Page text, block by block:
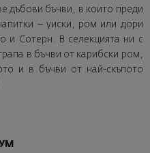
дъбови бъчви, в които преди
– уиски, ром или дори
и Сотерн. В селекцията ни с
в бъчви от карибски ром,
и в бъчви от най-скъпото